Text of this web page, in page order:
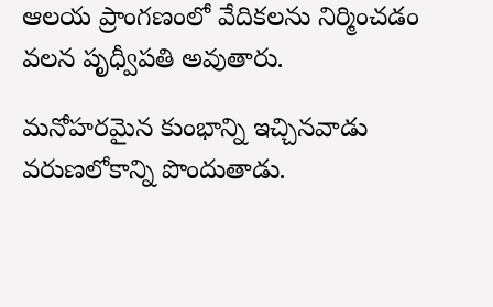
ఆలయ ప్రాంగణంలో వేదికలను నిర్మించడం
వలన పృధ్వీపతి అవుతారు.
మనోహరమైన కుంభాన్ని ఇచ్చినవాడు
వరుణలోకాన్ని పొందుతాడు.